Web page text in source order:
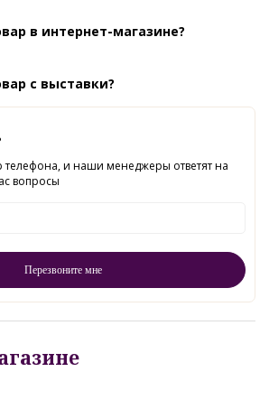
в интернет-магазине?
с выставки?
телефона, и наши менеджеры ответят на
вопросы